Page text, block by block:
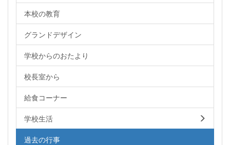
本校の教育
グランドデザイン
学校からのおたより
校長室から
給食コーナー
学校生活
過去の行事